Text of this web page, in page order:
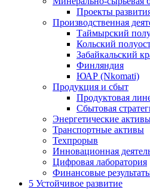
Проекты
Производственная
Таймырский
Кольский
Забайкальский
Финляндия
ЮАР (Nkomati)
Продукция и сбыт
Продуктовая
Сбытовая
Энергетические
Транспортные активы
Техпрорыв
Инновационная
Цифровая лаборатория
Финансовые
5 Устойчивое развитие